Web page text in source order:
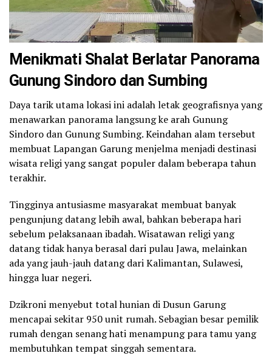
Menikmati Shalat Berlatar Panorama
Gunung Sindoro dan Sumbing
Daya tarik utama lokasi ini adalah letak geografisnya yang
menawarkan panorama langsung ke arah Gunung
Sindoro dan Gunung Sumbing. Keindahan alam tersebut
membuat Lapangan Garung menjelma menjadi destinasi
wisata religi yang sangat populer dalam beberapa tahun
terakhir.
Tingginya antusiasme masyarakat membuat banyak
pengunjung datang lebih awal, bahkan beberapa hari
sebelum pelaksanaan ibadah. Wisatawan religi yang
datang tidak hanya berasal dari pulau Jawa, melainkan
ada yang jauh-jauh datang dari Kalimantan, Sulawesi,
hingga luar negeri.
Dzikroni menyebut total hunian di Dusun Garung
mencapai sekitar 950 unit rumah. Sebagian besar pemilik
rumah dengan senang hati menampung para tamu yang
membutuhkan tempat singgah sementara.